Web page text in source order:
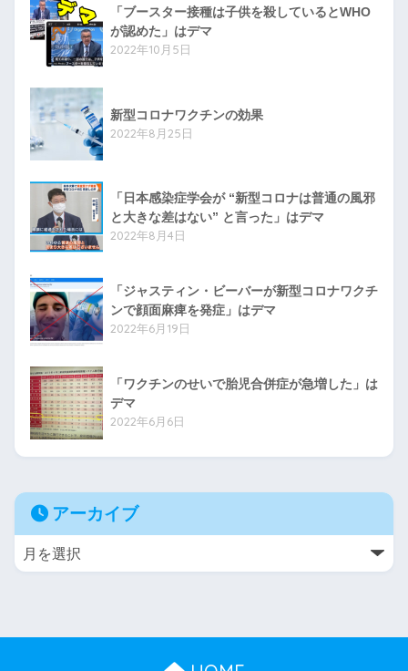
「ブースター接種は子供を殺しているとWHO
が認めた」はデマ
2022年10月5日
新型コロナワクチンの効果
2022年8月25日
「日本感染症学会が “新型コロナは普通の風邪
と大きな差はない” と言った」はデマ
2022年8月4日
「ジャスティン・ビーバーが新型コロナワクチ
ンで顔面麻痺を発症」はデマ
2022年6月19日
「ワクチンのせいで胎児合併症が急増した」は
デマ
2022年6月6日
アーカイブ